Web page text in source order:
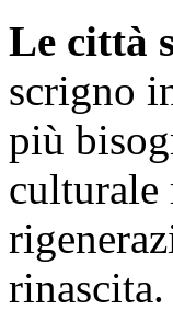
Le città
scrigno
più
culturale